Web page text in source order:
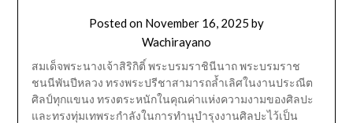
Posted on November 16, 2025 by
Wachirayano
สมเด็จพระนางเจ้าสิริกิติ์ พระบรมราชินีนาถ พระบรมราช
ชนนีพันปีหลวง ทรงพระปรีชาสามารถล้ำเลิศในงานประณีต
ศิลป์ทุกแขนง ทรงตระหนักในคุณค่าแห่งความงามของศิลปะ
และทรงทุ่มเทพระกำลังในการทำนุบำรุงงานศิลปะไว้เป็น